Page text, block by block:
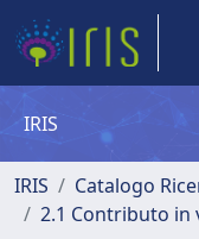
IRIS
IRIS Catalogo
2.1 Contributo in